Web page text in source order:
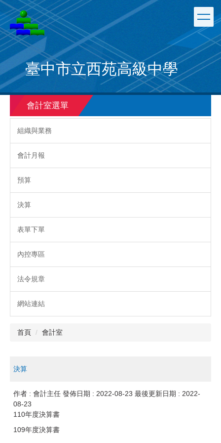
跳
到
主
要
內
容
區
臺中市立西苑高級中學
會計室選單
組織與業務
會計月報
預算
決算
表單下單
內控專區
法令規章
網站連結
首頁 會計室
決算
作者 : 會計主任 發佈日期 : 2022-08-23 最後更新日期 : 2022-
08-23
110年度決算書
109年度決算書